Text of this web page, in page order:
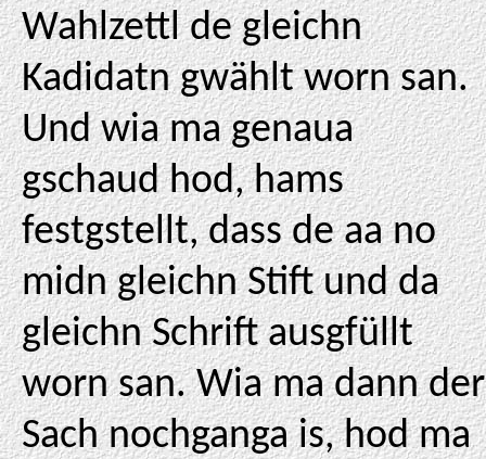
Wahlzettl de gleichn
Kadidatn gwählt worn san.
Und wia ma genaua
gschaud hod, hams
festgstellt, dass de aa no
midn gleichn Stift und da
gleichn Schrift ausgfüllt
worn san. Wia ma dann der
Sach nochganga is, hod ma